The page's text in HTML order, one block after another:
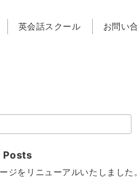
英会話スクール お問い
Posts
ジをリニューアルいたしました。